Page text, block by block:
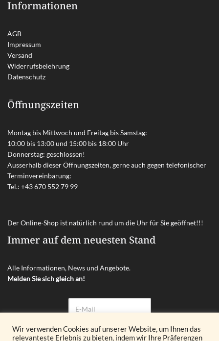
Informationen
AGB
Impressum
Versand
Widerrufsbelehrung
Datenschutz
Öffnungszeiten
Montag bis Mittwoch und Freitag bis Samstag:
10:00 bis 13:00 und 15:00 bis 18:00 Uhr
Donnerstag: geschlossen!
Ausserhalb dieser Öffnungszeiten, gerne auch gegen telefonischer
Terminvereinbarung:
Tel.: +43 670 552 79 99
Der Online-Shop ist natürlich rund um die Uhr für Sie geöffnet!!!
Immer auf dem neuesten Stand
Alle Informationen, News und Angebote.
Melden Sie sich gleich an!
Abonnieren
Wir verwenden Cookies auf unserer Website, um Ihnen das
relevanteste Erlebnis zu bieten, indem wir Ihre Präferenzen